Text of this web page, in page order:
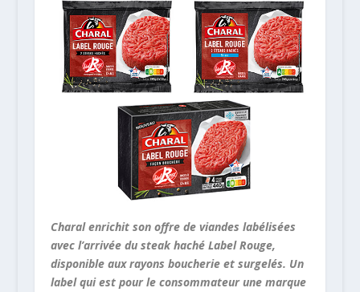
Charal enrichit son offre de viandes labélisées
avec l’arrivée du steak haché Label Rouge,
disponible aux rayons boucherie et surgelés. Un
label qui est pour le consommateur une marque